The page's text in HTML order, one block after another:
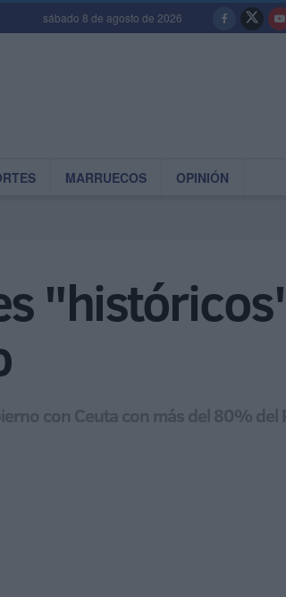
sábado 8 de agosto de 2026
MARRUECOS OPINIÓN
con Ceuta con más del 80% del